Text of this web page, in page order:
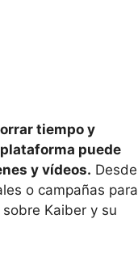
tiempo y
puede
y vídeos. Desde
o campañas para
Kaiber y su